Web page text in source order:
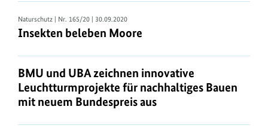
Naturschutz | Nr. 165/20 | 30.09.2020
Insekten beleben Moore
BMU und UBA zeichnen innovative
Leuchtturmprojekte für nachhaltiges Bauen
mit neuem Bundespreis aus